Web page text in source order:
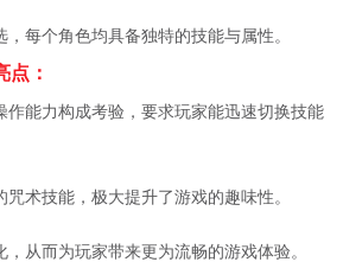
每个角色均具备独特的技能与属性。
点：
作能力构成考验，要求玩家能迅速切换技能
术技能，极大提升了游戏的趣味性。
从而为玩家带来更为流畅的游戏体验。